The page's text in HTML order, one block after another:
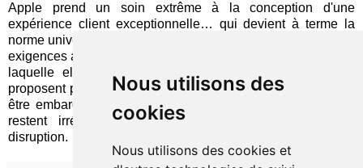
Nous utilisons des
cookies
Nous utilisons des cookies et
Apple prend un soin extrême à la conception d'une
expérience client exceptionnelle… qui devient à terme la
norme universelle. Les firmes capables de se conformer aux
exigences associées auront tout à gagner à la coopération à
laquelle elles sont invitées. En revanche, celles qui ne
proposent pas aujourd'hui un système à l'état de l'art, prêt à
être embarqué sans coutures dans une plate-forme tierce,
restent irrémédiablementexposées à la menace
disruption.